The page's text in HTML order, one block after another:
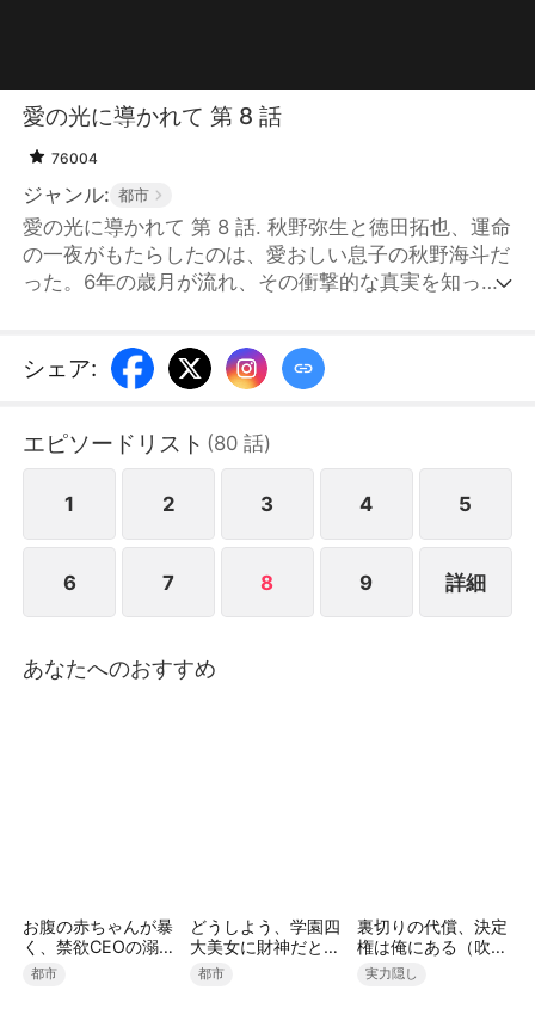
愛の光に導かれて 第 8 話
76004
ジャンル: 都市
愛の光に導かれて 第 8 話. 秋野弥生と徳田拓也、運命
の一夜がもたらしたのは、愛おしい息子の秋野海斗だ
った。6年の歳月が流れ、その衝撃的な真実を知った
燃やし始める。二人の間に再び芽生えた情熱は、やが
て強い絆へと変わる。海斗が徳田家に認められると、
なかった幸福な生活を手に入れる。
シェア:
エピソードリスト (80 話)
1 2 3 4 5
6 7 8 9 詳細
あなたへのおすすめ
お腹の赤ちゃんが暴
く、禁欲CEOの溺愛
本性（吹き替え）
都市
どうしよう、学園四
大美女に財神だとバ
レました
都市
裏切りの代償、決定
権は俺にある（吹き
替え）
実力隠し